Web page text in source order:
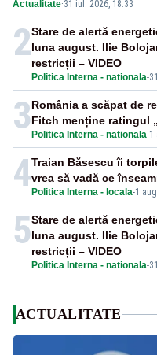
grav afectate
Actualitate·31 iul. 2026, 18:33
2
Politica Interna - nationala-
Stare de alertă
luna august. Ilie
restricții – VIDEO
3 Politica Interna - nationala-1
România a scăpat de
Fitch menține ratingul
4 Politica Interna - locala-1
Traian Băsescu îi
vrea să vadă ce
5
Politica Interna - nationala-
Stare de alertă
luna august. Ilie
restricții – VIDEO
ACTUALITATE